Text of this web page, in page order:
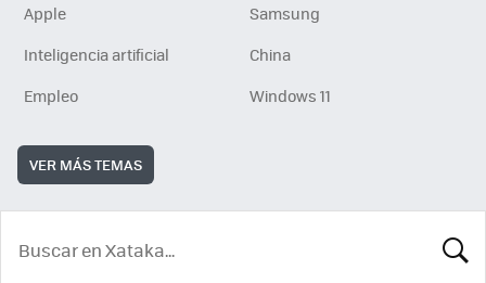
Apple
Samsung
Inteligencia artificial
China
Empleo
Windows 11
VER MÁS TEMAS